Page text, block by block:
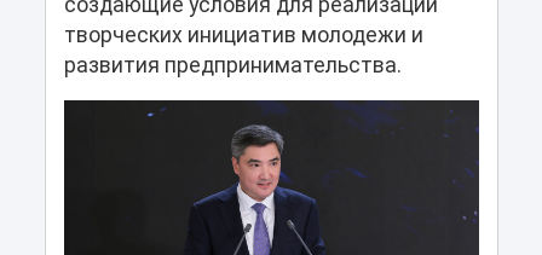
создающие условия для реализации
творческих инициатив молодежи и
развития предпринимательства.